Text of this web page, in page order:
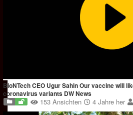
BioNTech CEO Ugur Sahin Our vaccine will
coronavirus variants DW News
153 Ansichten 4 Jahre her